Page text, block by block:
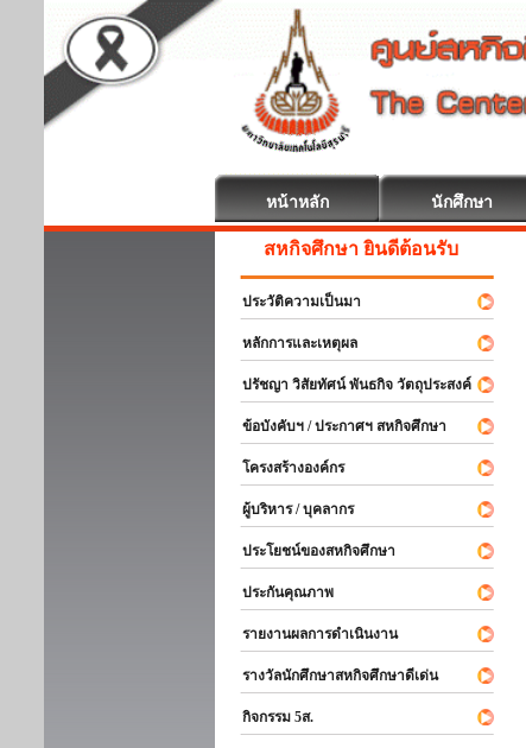
หน้าหลัก นักศึกษา
สหกิจศึกษา ยินดีต้อนรับ
ประวัติความเป็นมา
หลักการและเหตุผล
ปรัชญา วิสัยทัศน์ พันธกิจ วัตถุประสงค์
ข้อบังคับฯ / ประกาศฯ สหกิจศึกษา
โครงสร้างองค์กร
ผู้บริหาร / บุคลากร
ประโยชน์ของสหกิจศึกษา
ประกันคุณภาพ
รายงานผลการดำเนินงาน
รางวัลนักศึกษาสหกิจศึกษาดีเด่น
กิจกรรม 5ส.